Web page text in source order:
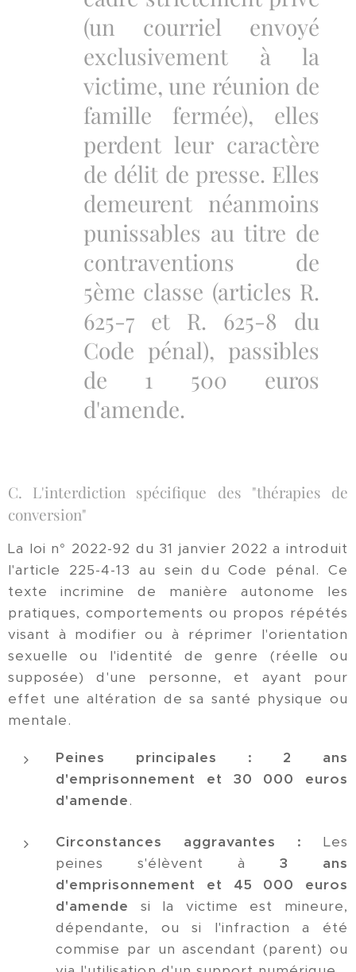
(un courriel envoyé
exclusivement à la
victime, une réunion de
famille fermée), elles
perdent leur caractère
de délit de presse. Elles
demeurent néanmoins
punissables au titre de
contraventions de
5ème classe (articles R.
625-7 et R. 625-8 du
Code pénal), passibles
de 1 500 euros
d'amende.
C. L'interdiction spécifique des "thérapies de
conversion"
La loi n° 2022-92 du 31 janvier 2022 a introduit
l'article 225-4-13 au sein du Code pénal. Ce
texte incrimine de manière autonome les
pratiques, comportements ou propos répétés
visant à modifier ou à réprimer l'orientation
sexuelle ou l'identité de genre (réelle ou
supposée) d'une personne, et ayant pour
effet une altération de sa santé physique ou
mentale.
Peines principales :
2 ans
d'emprisonnement et 30 000 euros
d'amende.
Circonstances aggravantes : Les
peines s'élèvent à3 ans
d'emprisonnement et 45 000 euros
d'amende
si la victime est mineure,
dépendante, ou si l'infraction a été
commise par un ascendant (parent) ou